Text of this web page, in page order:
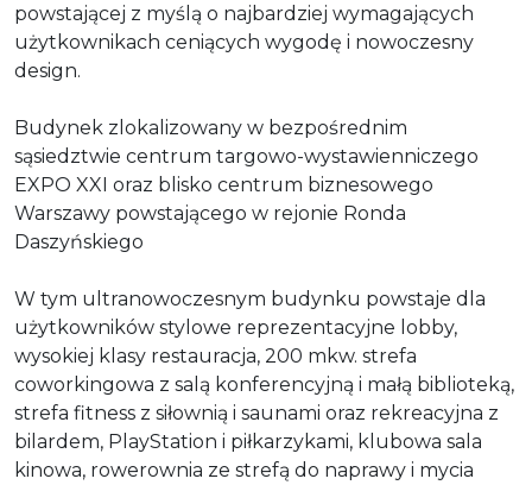
powstającej z myślą o najbardziej wymagających
użytkownikach ceniących wygodę i nowoczesny
design.
Budynek zlokalizowany w bezpośrednim
sąsiedztwie centrum targowo-wystawienniczego
EXPO XXI oraz blisko centrum biznesowego
Warszawy powstającego w rejonie Ronda
Daszyńskiego
W tym ultranowoczesnym budynku powstaje dla
użytkowników stylowe reprezentacyjne lobby,
wysokiej klasy restauracja, 200 mkw. strefa
coworkingowa z salą konferencyjną i małą biblioteką,
strefa fitness z siłownią i saunami oraz rekreacyjna z
bilardem, PlayStation i piłkarzykami, klubowa sala
kinowa, rowerownia ze strefą do naprawy i mycia